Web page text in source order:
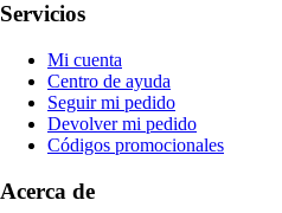
Servicios
Mi cuenta
Centro de ayuda
Seguir mi pedido
Devolver mi pedido
Códigos promocionales
Acerca de